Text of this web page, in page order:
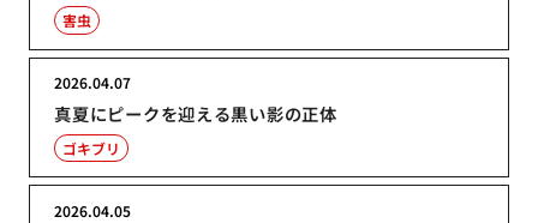
害虫
真夏にピークを迎える黒い影の正体
2026.04.07
ゴキブリ
2026.04.05